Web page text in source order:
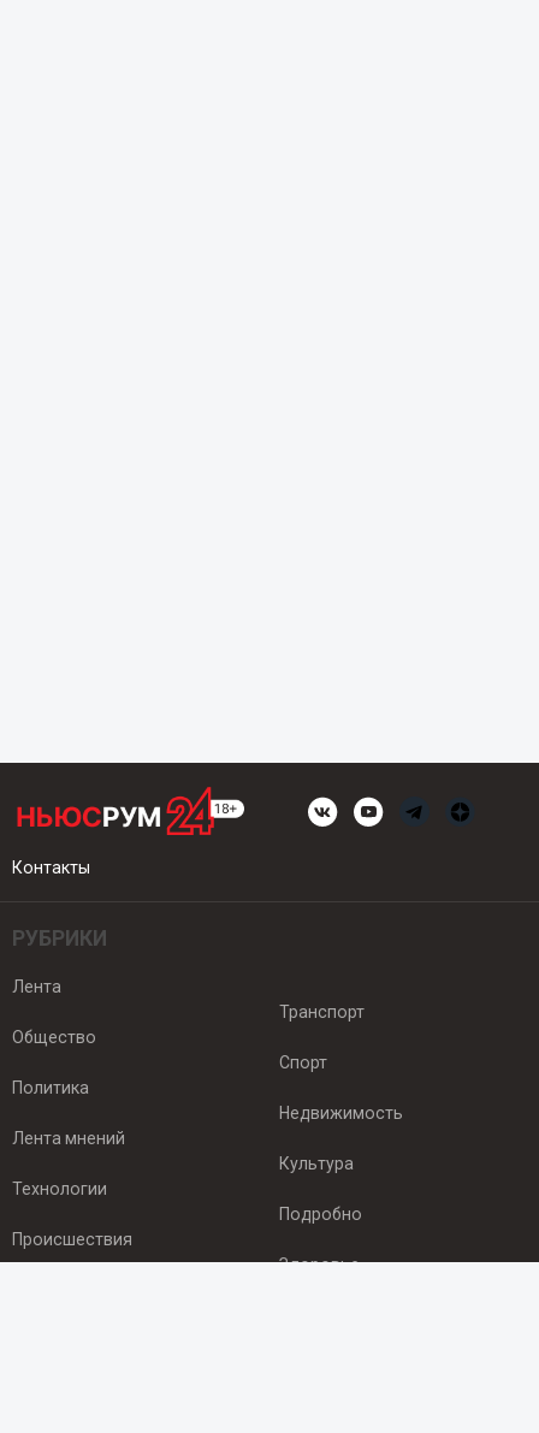
Контакты
РУБРИКИ
Лента
Общество
Политика
Лента мнений
Технологии
Происшествия
Транспорт
Спорт
Недвижимость
Культура
Подробно
Здоровье